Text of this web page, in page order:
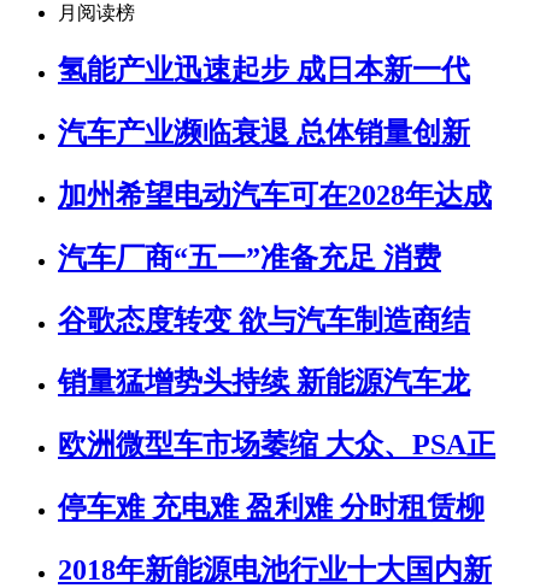
月阅读榜
氢能产业迅速起步 成日本新一代
汽车产业濒临衰退 总体销量创新
加州希望电动汽车可在2028年达成
汽车厂商“五一”准备充足 消费
谷歌态度转变 欲与汽车制造商结
销量猛增势头持续 新能源汽车龙
欧洲微型车市场萎缩 大众、PSA正
停车难 充电难 盈利难 分时租赁柳
2018年新能源电池行业十大国内新